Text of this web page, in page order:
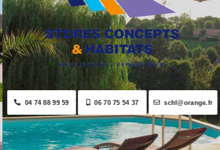
04 74 88 99 59 06 70 75 54 37 schl@orange.fr